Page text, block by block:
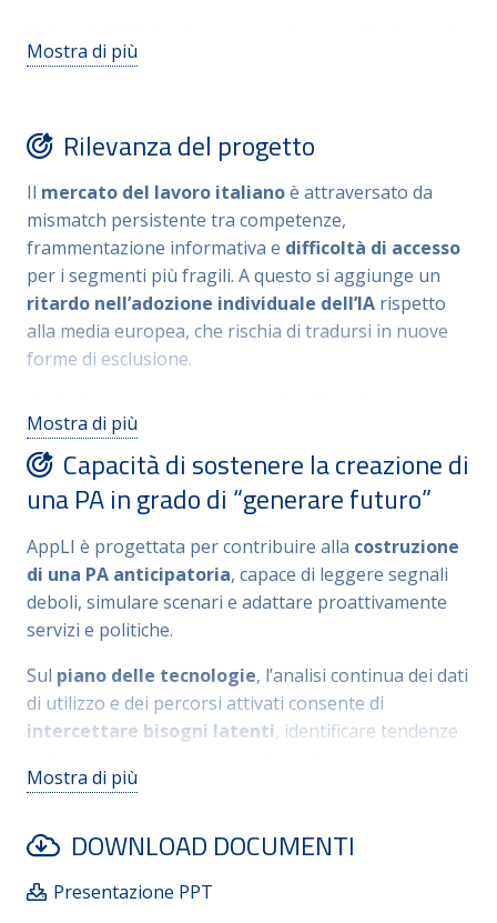
generativa applicata ai servizi per il lavoro su scala
nazionale.
progettazione
iterativamente; sull’integrazione con
un’architettura modulare, contribuendo al
contenimento dei costi e alla scalabilità; su una
roadmap incrementaleguidata dal monitoraggio
continuo dei dati di utilizzo, che ha orientato
evoluzioni funzionali mirate.
Il passaggio dallaprogettazione
confermando la coerenza tra pianificazione e
capacità esecutiva.
Mostra di più
Rilevanza del progetto
Il mercato del lavoro italianoè attraversato da
mismatch persistente tra competenze,
frammentazione informativa e difficoltà di accesso
per i segmenti più fragili. A questo si aggiunge un
ritardo nell’adozione individuale dell’IA rispetto
alla media europea, che rischia di tradursi in nuove
forme di esclusione.
orientamento continuo
accessibile su scala nazionale, raggiungendotarget
storicamente distanti dai canali istituzionali:
giovani, NEET, lavoratori in transizione, senza essere
collegato ad incentivi economici. Irisultati
confermano l’impatto: 40.000 utenti con adesione
spontanea, con una valutazione media di 7.4 /10 e
tasso dichiarato di intenzione di ritorno del 93%,
oltre 8.000 CV e cover letter generati. Irichiami nel
Compendium del G7e nei documenti
dell’International Labour Organization confermano
la rilevanza internazionale del modello.
Mostra di più
Capacità di sostenere la creazione di
una PA in grado di “generare futuro”
AppLI è progettata per contribuire alla costruzione
di una PA anticipatoria, capace di leggere segnali
deboli, simulare scenari e adattare proattivamente
servizi e politiche.
Sul piano delle tecnologie, l’analisi continua dei dati
di utilizzo e dei percorsi attivati consente di
intercettare bisogni latenti, identificare tendenze
l’evoluzione delle politiche attive
strumento vivo, a supporto di decisioni orientate al
Mostra di più
DOWNLOAD DOCUMENTI
Presentazione PPT